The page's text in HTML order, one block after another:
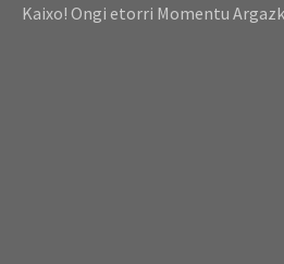
Kaixo! Ongi etorri Momentu